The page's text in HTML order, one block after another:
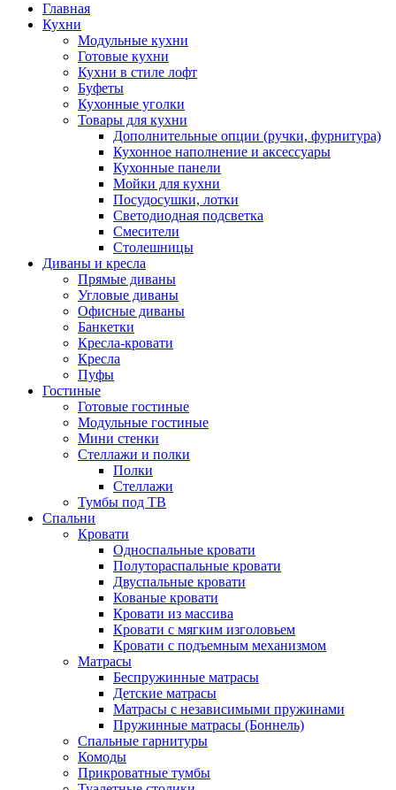
Главная
Кухни
Модульные кухни
Готовые кухни
Кухни в стиле лофт
Буфеты
Кухонные уголки
Товары для кухни
Дополнительные опции (ручки, фурнитура)
Кухонное наполнение и аксессуары
Кухонные панели
Мойки для кухни
Посудосушки, лотки
Светодиодная подсветка
Смесители
Столешницы
Диваны и кресла
Прямые диваны
Угловые диваны
Офисные диваны
Банкетки
Кресла-кровати
Кресла
Пуфы
Гостиные
Готовые гостиные
Модульные гостиные
Мини стенки
Стеллажи и полки
Полки
Стеллажи
Тумбы под ТВ
Спальни
Кровати
Односпальные кровати
Полутораспальные кровати
Двуспальные кровати
Кованые кровати
Кровати из массива
Кровати с мягким изголовьем
Кровати с подъемным механизмом
Матрасы
Беспружинные матрасы
Детские матрасы
Матрасы с независимыми пружинами
Пружинные матрасы (Боннель)
Спальные гарнитуры
Комоды
Прикроватные тумбы